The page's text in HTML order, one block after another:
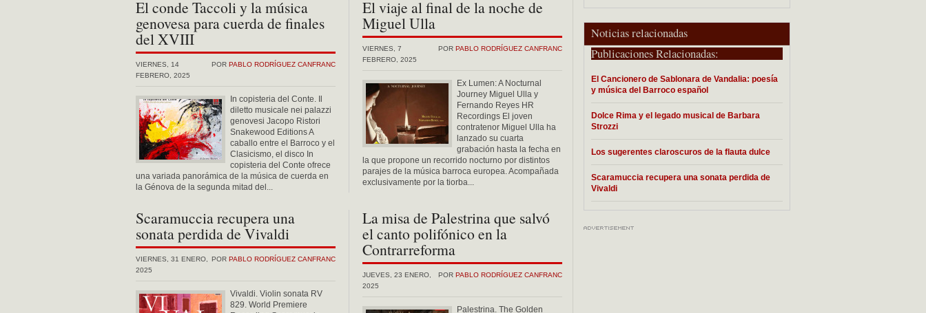
Noticias relacionadas
Publicaciones Relacionadas:
El Cancionero de Sablonara de Vandalia: poesía
y música del Barroco español
Dolce Rima y el legado musical de Barbara
Strozzi
Los sugerentes claroscuros de la flauta dulce
Scaramuccia recupera una sonata perdida de
Vivaldi
El conde Taccoli y la música
genovesa para cuerda de finales
del XVIII
POR PABLO RODRÍGUEZ CANFRANC
VIERNES, 14
FEBRERO, 2025
In copisteria del Conte. Il
diletto musicale nei palazzi
genovesi Jacopo Ristori
Snakewood Editions A
caballo entre el Barroco y el
Clasicismo, el disco In
copisteria del Conte ofrece
una variada panorámica de la música de cuerda en
la Génova de la segunda mitad del...
El viaje al final de la noche de
Miguel Ulla
POR PABLO RODRÍGUEZ CANFRANC
VIERNES, 7
FEBRERO, 2025
Ex Lumen: A Nocturnal
Journey Miguel Ulla y
Fernando Reyes HR
Recordings El joven
contratenor Miguel Ulla ha
lanzado su cuarta
grabación hasta la fecha en
la que propone un recorrido nocturno por distintos
parajes de la música barroca europea. Acompañada
exclusivamente por la tiorba...
Scaramuccia recupera una
sonata perdida de Vivaldi
POR PABLO RODRÍGUEZ CANFRANC
VIERNES, 31 ENERO,
2025
Vivaldi. Violin sonata RV
829. World Premiere
La misa de Palestrina que salvó
el canto polifónico en la
Contrarreforma
POR PABLO RODRÍGUEZ CANFRANC
JUEVES, 23 ENERO,
2025
Palestrina. The Golden